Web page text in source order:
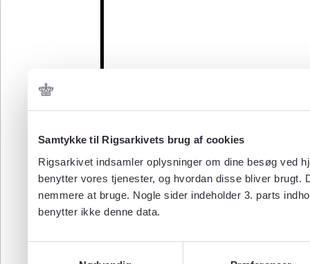
Samtykke til Rigsarkivets brug af cookies
Rigsarkivet indsamler oplysninger om dine besøg ved
benytter vores tjenester, og hvordan disse bliver
nemmere at bruge. Nogle sider indeholder 3. parts
benytter ikke denne data.